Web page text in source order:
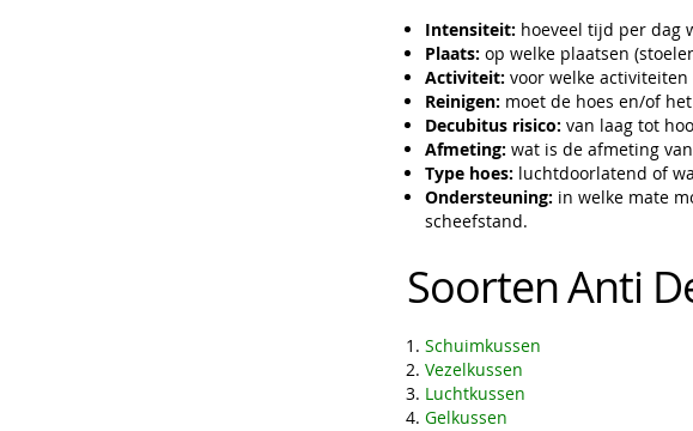
Intensiteit: hoeveel tijd per dag
Plaats: op welke plaatsen
Activiteit: voor welke
Reinigen: moet de hoes en/of
Decubitus risico: van laag tot
Afmeting: wat is de afmeting
Type hoes: luchtdoorlatend of
Ondersteuning: in welke mate
scheefstand.
Soorten Anti
Schuimkussen
Vezelkussen
Luchtkussen
Gelkussen